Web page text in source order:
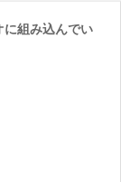
に組み込んでい